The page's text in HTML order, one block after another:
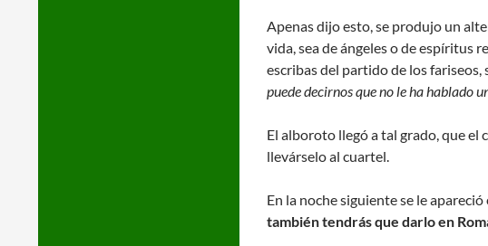
Apenas dijo esto, se produjo un
vida, sea de ángeles o de espíritus
escribas del partido de los fariseos,
puede decirnos que no le ha hablado
El alboroto llegó a tal grado, que el
llevárselo al cuartel.
En la noche siguiente se le apareció
también tendrás que darlo en